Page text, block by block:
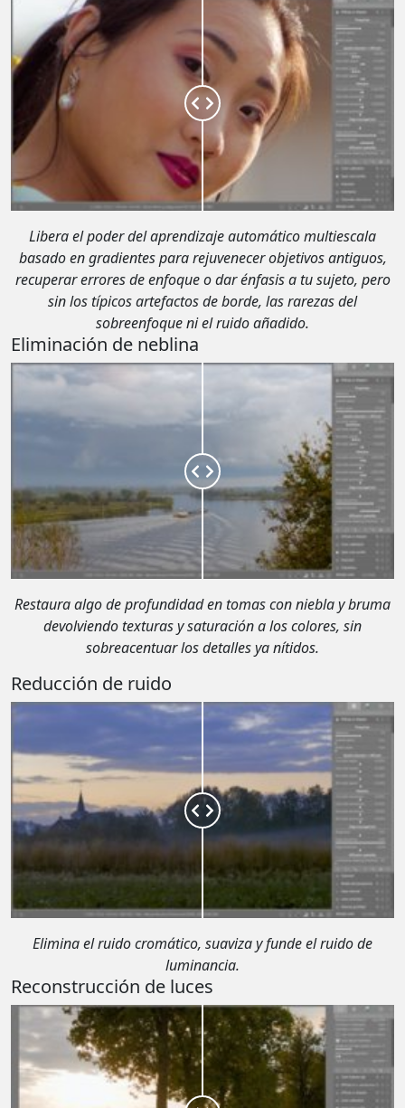
Libera el poder del aprendizaje automático multiescala
basado en gradientes para rejuvenecer objetivos antiguos,
recuperar errores de enfoque o dar énfasis a tu sujeto, pero
sin los típicos artefactos de borde, las rarezas del
sobreenfoque ni el ruido añadido.
Eliminación de neblina
Restaura algo de profundidad en tomas con niebla y bruma
devolviendo texturas y saturación a los colores, sin
sobreacentuar los detalles ya nítidos.
Reducción de ruido
Elimina el ruido cromático, suaviza y funde el ruido de
luminancia.
Reconstrucción de luces